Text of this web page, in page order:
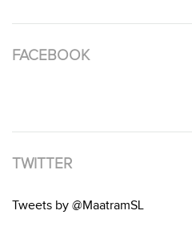
FACEBOOK
TWITTER
Tweets by @MaatramSL